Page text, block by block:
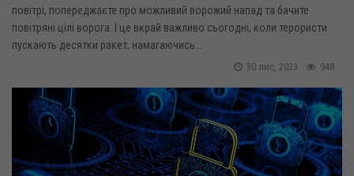
повітрі, попереджаєте про можливий ворожий напад та бачите
повітряні цілі ворога. І це вкрай важливо сьогодні, коли терористи
пускають десятки ракет, намагаючись...
948
30 лис, 2023